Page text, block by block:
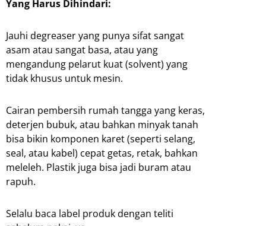
Yang Harus Dihindari:
Jauhi degreaser yang punya sifat sangat
asam atau sangat basa, atau yang
mengandung pelarut kuat (solvent) yang
tidak khusus untuk mesin.
Cairan pembersih rumah tangga yang keras,
deterjen bubuk, atau bahkan minyak tanah
bisa bikin komponen karet (seperti selang,
seal, atau kabel) cepat getas, retak, bahkan
meleleh. Plastik juga bisa jadi buram atau
rapuh.
Selalu baca label produk dengan teliti